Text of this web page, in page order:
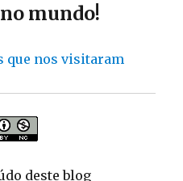
mundo!
deste blog